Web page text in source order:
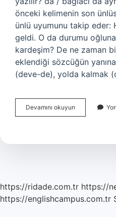
önceki kelimenin son
ünlü uyumunu takip eder:
geldi. O da durumu
kardeşim? De ne zaman
eklendiği sözcüğün
(deve-de), yolda kalmak
Devamını okuyun
Da
Nasıl
https://ridade.com.tr https://
https://englishcampus.com.tr